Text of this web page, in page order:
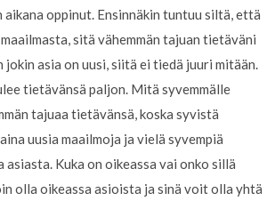
aikana oppinut. Ensinnäkin tuntuu siltä, että
sitä vähemmän tajuan tietäväni
jokin asia on uusi, siitä ei tiedä juuri mitään.
tietävänsä paljon. Mitä syvemmälle
tajuaa tietävänsä, koska syvistä
uusia maailmoja ja vielä syvempiä
Kuka on oikeassa vai onko sillä
olla oikeassa asioista ja sinä voit olla yhtä